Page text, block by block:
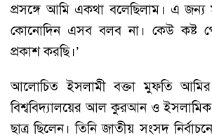
প্রসঙ্গে আমি একথা বলেছিলাম। এ জন্য
কোনোদিন এসব বলব না। কেউ কষ্ট
প্রকাশ করছি।’
আলোচিত ইসলামী বক্তা মুফতি আমির
বিশ্ববিদ্যালয়ের আল কুরআন ও ইসলামিক
ছাত্র ছিলেন। তিনি জাতীয় সংসদ